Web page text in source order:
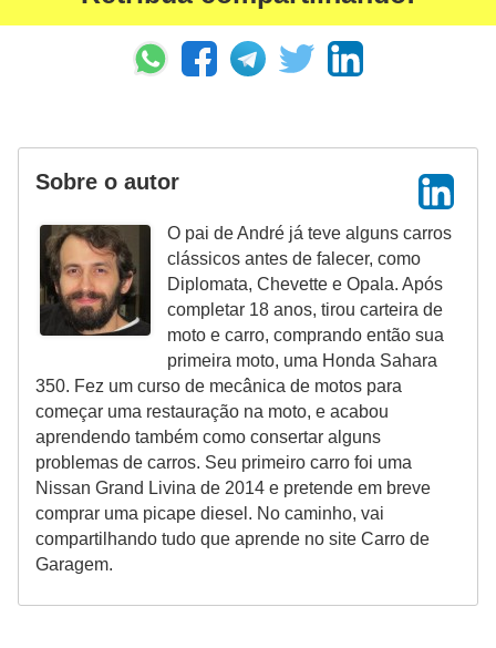
Sobre o autor
O pai de André já teve alguns carros
clássicos antes de falecer, como
Diplomata, Chevette e Opala. Após
completar 18 anos, tirou carteira de
moto e carro, comprando então sua
primeira moto, uma Honda Sahara
350. Fez um curso de mecânica de motos para
começar uma restauração na moto, e acabou
aprendendo também como consertar alguns
problemas de carros. Seu primeiro carro foi uma
Nissan Grand Livina de 2014 e pretende em breve
comprar uma picape diesel. No caminho, vai
compartilhando tudo que aprende no site Carro de
Garagem.